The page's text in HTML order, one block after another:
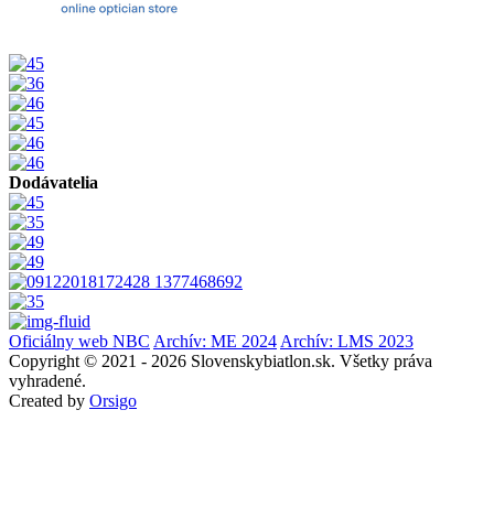
Dodávatelia
Oficiálny web NBC Archív: ME 2024 Archív: LMS 2023
Copyright © 2021 - 2026 Slovenskybiatlon.sk. Všetky práva
vyhradené.
Created by Orsigo